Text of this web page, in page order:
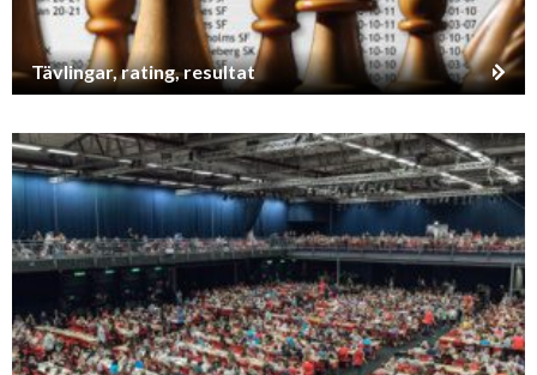
Tävlingar, rating, resultat